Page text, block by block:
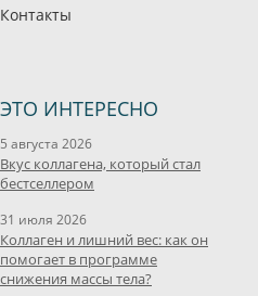
Контакты
ЭТО ИНТЕРЕСНО
5 августа 2026
Вкус коллагена, который стал
бестселлером
31 июля 2026
Коллаген и лишний вес: как он
помогает в программе
снижения массы тела?